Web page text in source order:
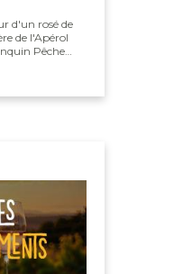
d'un rosé de
de l'Apérol
Pêche.